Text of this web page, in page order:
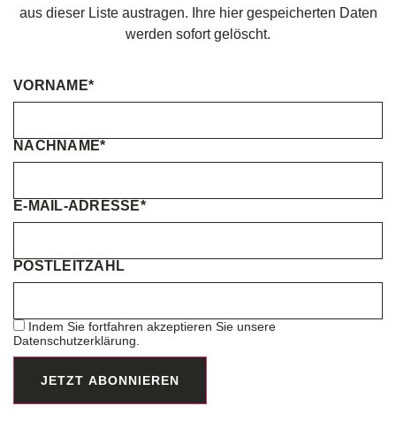
aus dieser Liste austragen. Ihre hier gespeicherten Daten
werden sofort gelöscht.
VORNAME*
NACHNAME*
E-MAIL-ADRESSE*
POSTLEITZAHL
Indem Sie fortfahren akzeptieren Sie unsere
Datenschutzerklärung.